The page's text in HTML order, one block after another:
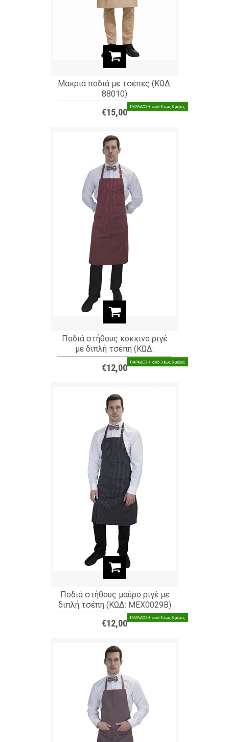
Μακριά ποδιά με τσέπες (ΚΩΔ:
88010)
€15,00
Ποδιά στήθους κόκκινο ριγέ
με διπλή τσέπη (ΚΩΔ:
MEX0029R)
€12,00
Ποδιά στήθους μαύρο ριγέ με
διπλή τσέπη (ΚΩΔ: MEX0029B)
€12,00